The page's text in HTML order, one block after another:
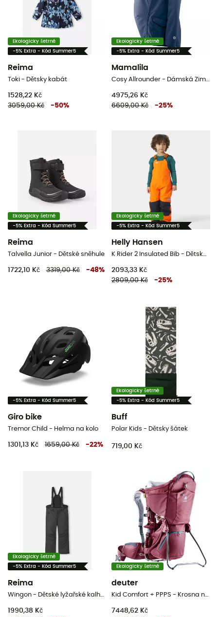
Ekologicky šetrné
-5% Extra - Kód Summer5
Reima
Toki - Dětsky kabát
1528,22 Kč
3059,00 Kč
-50%
Ekologicky šetrné
-5% Extra - Kód Summer5
Mamalila
Cosy Allrounder - Dámská Zimní bunda
4975,26 Kč
6609,00 Kč
-25%
Ekologicky šetrné
-5% Extra - Kód Summer5
Reima
Talvella Junior - Dětské sněhule
1722,10 Kč 3319,00 Kč -48%
Ekologicky šetrné
-5% Extra - Kód Summer5
Helly Hansen
K Rider 2 Insulated Bib - Dětské lyžařské kalhoty s laclem
2093,33 Kč
2809,00 Kč
-25%
-5% Extra - Kód Summer5
Giro bike
Tremor Child - Helma na kolo
1301,13 Kč 1659,00 Kč -22%
Ekologicky šetrné
-5% Extra - Kód Summer5
Buff
Polar Kids - Dětsky šátek
719,00 Kč
Ekologicky šetrné
-5% Extra - Kód Summer5
Reima
Wingon - Dětské lyžařské kalhoty
1990,38 Kč
Ekologicky šetrné
deuter
Kid Comfort + PPPS - Krosna na dítě
7448,62 Kč